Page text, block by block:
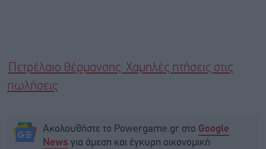
Πετρέλαιο θέρμανσης: Χαμηλές πτήσεις στις
πωλήσεις
Ακολουθήστε το Powergame.gr στο Google
News για άμεση και έγκυρη οικονομική